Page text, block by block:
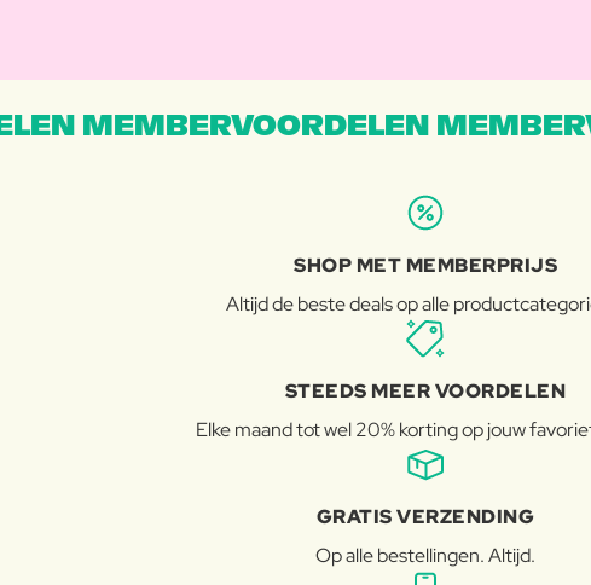
MEMBERVOORDELEN
SHOP MET MEMBERPRIJS
Altijd de beste deals op alle
STEEDS MEER VOORDELEN
Elke maand tot wel 20% korting op jouw
GRATIS VERZENDING
Op alle bestellingen. Altijd.